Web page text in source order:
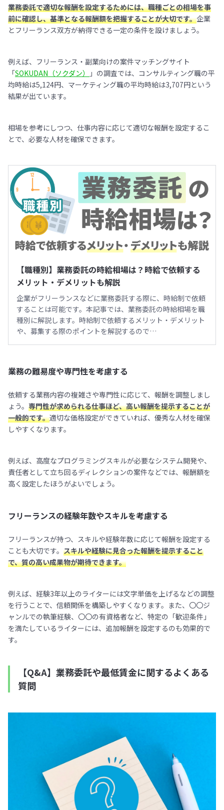
業務委託で適切な報酬を設定するためには、職種ごとの相場を事
前に確認し、基準となる報酬額を把握することが大切です。企業
とフリーランス双方が納得できる一定の条件を設けましょう。
例えば、フリーランス・副業向けの案件マッチングサイト
「SOKUDAN（ソクダン）
」の調査では、コンサルティング職の平
均時給は5,124円、マーケティング職の平均時給は3,707円という
結果が出ています。
相場を参考にしつつ、仕事内容に応じて適切な報酬を設定するこ
とで、必要な人材を確保できます。
【職種別】業務委託の時給相場は？時給で依頼する
メリット・デメリットも解説
企業がフリーランスなどに業務委託する際に、時給制で依頼
することは可能です。本記事では、業務委託の時給相場を職
種別に解説します。時給制で依頼するメリット・デメリット
や、募集する際のポイントを解説するので…
業務の難易度や専門性を考慮する
依頼する業務内容の複雑さや専門性に応じて、報酬を調整しまし
ょう。 専門性が求められる仕事ほど、高い報酬を提示することが
一般的です。適切な価格設定ができていれば、優秀な人材を確保
しやすくなります。
例えば、高度なプログラミングスキルが必要なシステム開発や、
責任者として立ち回るディレクションの案件などでは、報酬額を
高く設定したほうがよいでしょう。
フリーランスの経験年数やスキルを考慮する
フリーランスが持つ、スキルや経験年数に応じて報酬を設定する
ことも大切です。 スキルや経験に見合った報酬を提示すること
で、質の高い成果物が期待できます。
例えば、経験3年以上のライターには文字単価を上げるなどの調整
を行うことで、信頼関係を構築しやすくなります。また、〇〇ジ
ャンルでの執筆経験、〇〇の有資格者など、特定の「歓迎条件」
を満たしているライターには、追加報酬を設定するのも効果的で
す。
【Q&A】業務委託や最低賃金に関するよくある
質問